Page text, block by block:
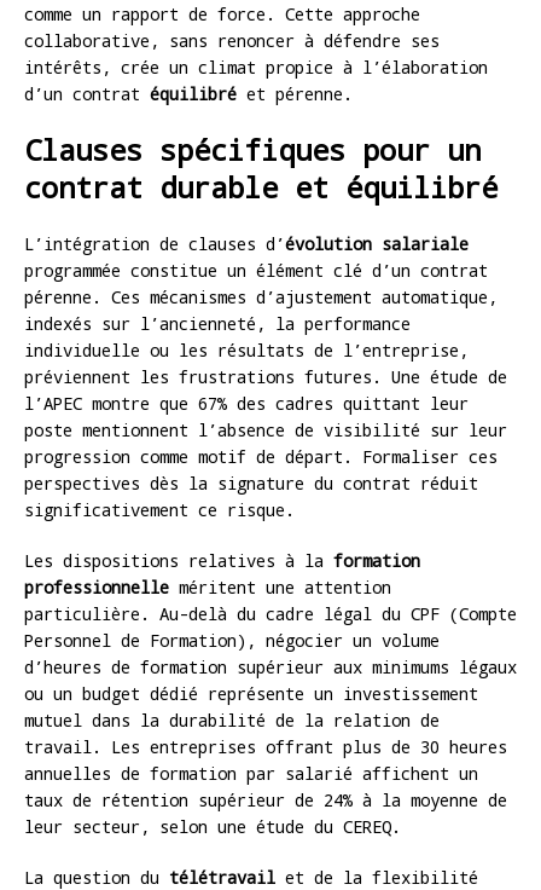
comme un rapport de force. Cette approche
collaborative, sans renoncer à défendre ses
intérêts, crée un climat propice à l’élaboration
d’un contrat équilibré et pérenne.
Clauses spécifiques pour un
contrat durable et équilibré
L’intégration de clauses d’évolution salariale
programmée constitue un élément clé d’un contrat
pérenne. Ces mécanismes d’ajustement automatique,
indexés sur l’ancienneté, la performance
individuelle ou les résultats de l’entreprise,
préviennent les frustrations futures. Une étude de
l’APEC montre que 67% des cadres quittant leur
poste mentionnent l’absence de visibilité sur leur
progression comme motif de départ. Formaliser ces
perspectives dès la signature du contrat réduit
significativement ce risque.
Les dispositions relatives à la formation
professionnelle méritent une attention
particulière. Au-delà du cadre légal du CPF (Compte
Personnel de Formation), négocier un volume
d’heures de formation supérieur aux minimums légaux
ou un budget dédié représente un investissement
mutuel dans la durabilité de la relation de
travail. Les entreprises offrant plus de 30 heures
annuelles de formation par salarié affichent un
taux de rétention supérieur de 24% à la moyenne de
leur secteur, selon une étude du CEREQ.
La question du télétravail et de la flexibilité